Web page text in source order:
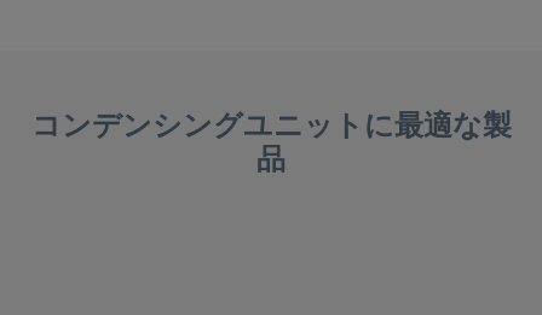
コンデンシングユニットに最適な製
品